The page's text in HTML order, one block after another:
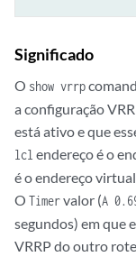
Significado
O show vrrp
a configuração
está ativo e que
lcl endereço é o
é o endereço
O Timervalor (A
segundos) em que
VRRP do outro